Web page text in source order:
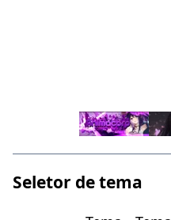
Seletor de tema